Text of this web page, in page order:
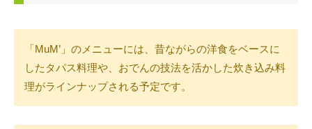
「MuM’」のメニューには、昔ながらの洋食をベースに
したタパス料理や、おでんの技法を活かした炊き込み料
理がラインナップされる予定です。